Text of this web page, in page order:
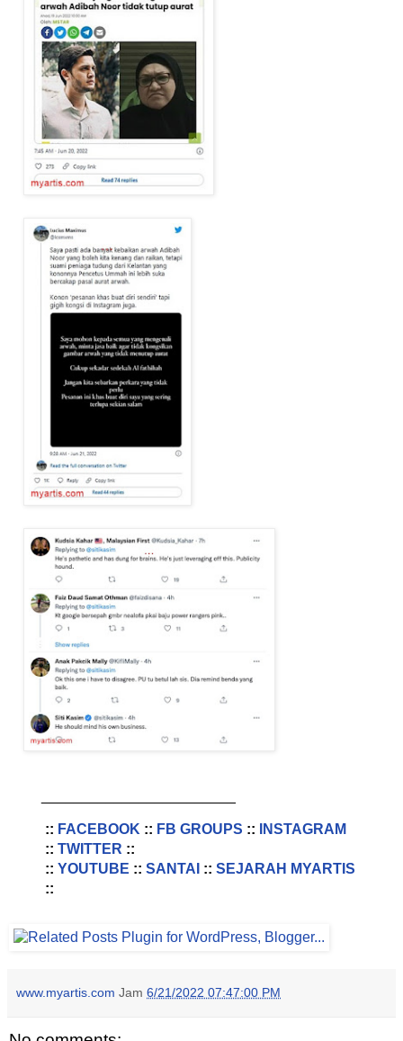
:: FACEBOOK :: FB GROUPS ::
INSTAGRAM
:: TWITTER ::
:: YOUTUBE :: SANTAI :: SEJARAH MYARTIS
::
www.myartis.com Jam 6/21/2022 07:47:00 PM